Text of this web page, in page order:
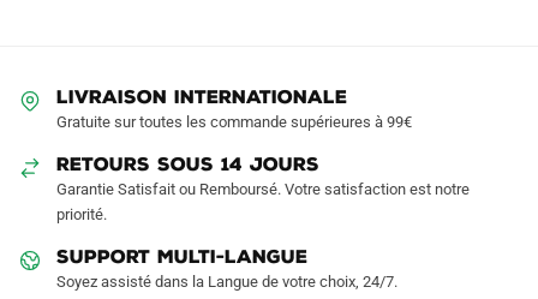
choisies
la
page
produit
LIVRAISON INTERNATIONALE
Gratuite sur toutes les commande supérieures à 99€
RETOURS SOUS 14 JOURS
Garantie Satisfait ou Remboursé. Votre satisfaction est notre
priorité.
SUPPORT MULTI-LANGUE
Soyez assisté dans la Langue de votre choix, 24/7.